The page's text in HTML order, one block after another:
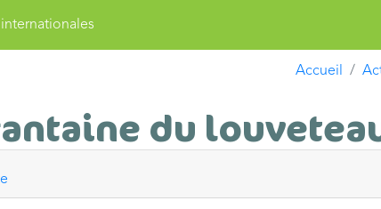
Accueil
du